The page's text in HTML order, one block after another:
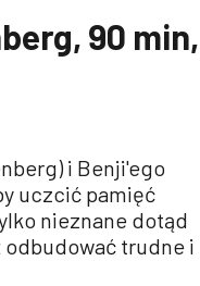
90 min,
i Benji'ego
uczcić pamięć
nieznane dotąd
trudne i